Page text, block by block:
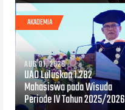
AKADEMIA
AUG 01, 2026
UAD Luluskan 1.282
Mahasiswa pada Wisuda
Periode IV Tahun 2025/2026